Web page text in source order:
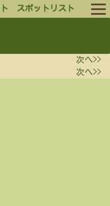
スポットリスト
次へ>>
次へ>>